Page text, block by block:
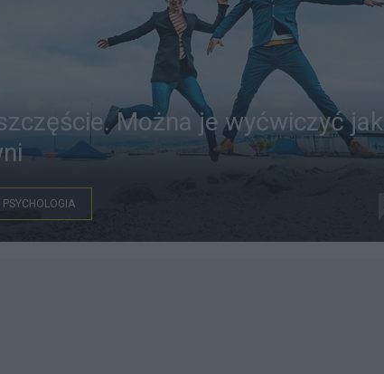
Można je wyćwiczyć jak
PSYCHOLOGIA